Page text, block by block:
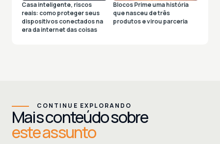
Casa inteligente, riscos
reais: como proteger seus
dispositivos conectados na
era da internet das coisas
Blocos Prime uma história
que nasceu de três
produtos e virou parceria
CONTINUE EXPLORANDO
Mais conteúdo sobre
este assunto